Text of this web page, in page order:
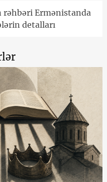
rəhbəri Ermənistanda
detalları